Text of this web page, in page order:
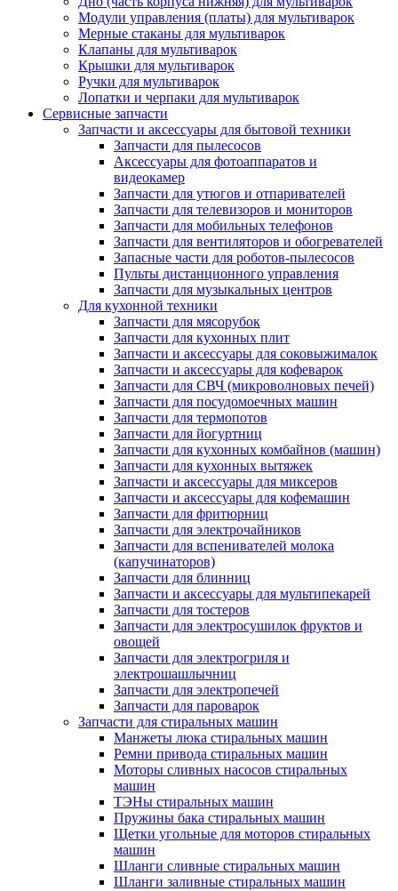
Модули управления (платы) для мультиварок
Мерные стаканы для мультиварок
Клапаны для мультиварок
Крышки для мультиварок
Ручки для мультиварок
Лопатки и черпаки для мультиварок
Сервисные запчасти
Запчасти и аксессуары для бытовой техники
Запчасти для пылесосов
Аксессуары для фотоаппаратов и
видеокамер
Запчасти для утюгов и отпаривателей
Запчасти для телевизоров и мониторов
Запчасти для мобильных телефонов
Запчасти для вентиляторов и обогревателей
Запасные части для роботов-пылесосов
Пульты дистанционного управления
Запчасти для музыкальных центров
Для кухонной техники
Запчасти для мясорубок
Запчасти для кухонных плит
Запчасти и аксессуары для соковыжималок
Запчасти и аксессуары для кофеварок
Запчасти для СВЧ (микроволновых печей)
Запчасти для посудомоечных машин
Запчасти для термопотов
Запчасти для йогуртниц
Запчасти для кухонных комбайнов (машин)
Запчасти для кухонных вытяжек
Запчасти и аксессуары для миксеров
Запчасти и аксессуары для кофемашин
Запчасти для фритюрниц
Запчасти для электрочайников
Запчасти для вспенивателей молока
(капучинаторов)
Запчасти для блинниц
Запчасти и аксессуары для мультипекарей
Запчасти для тостеров
Запчасти для электросушилок фруктов и
овощей
Запчасти для электрогриля и
электрошашлычниц
Запчасти для электропечей
Запчасти для пароварок
Запчасти для стиральных машин
Манжеты люка стиральных машин
Ремни привода стиральных машин
Моторы сливных насосов стиральных
машин
ТЭНы стиральных машин
Пружины бака стиральных машин
Щетки угольные для моторов стиральных
машин
Шланги сливные стиральных машин
Шланги заливные стиральных машин